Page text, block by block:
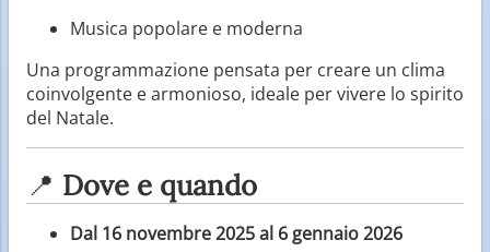
Musica popolare e moderna
Una programmazione pensata per creare un clima
coinvolgente e armonioso, ideale per vivere lo spirito
del Natale.
📍 Dove e quando
Dal 16 novembre 2025 al 6 gennaio 2026